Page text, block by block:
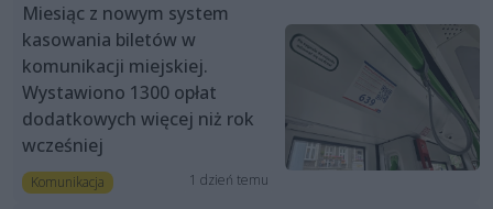
Miesiąc z nowym system
kasowania biletów w
komunikacji miejskiej.
Wystawiono 1300 opłat
dodatkowych więcej niż rok
wcześniej
Komunikacja 1 dzień temu